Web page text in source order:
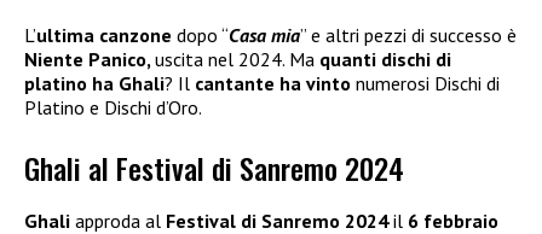
L’ultima canzone dopo “Casa mia” e altri pezzi di successo è
Niente Panico, uscita nel 2024. Ma quanti dischi di
platino ha Ghali? Il cantante ha vinto numerosi Dischi di
Platino e Dischi d’Oro.
Ghali al Festival di Sanremo 2024
Ghali approda al Festival di Sanremo 2024il 6 febbraio